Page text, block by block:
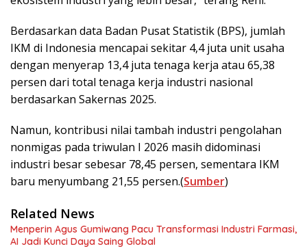
Berdasarkan data Badan Pusat Statistik (BPS), jumlah
IKM di Indonesia mencapai sekitar 4,4 juta unit usaha
dengan menyerap 13,4 juta tenaga kerja atau 65,38
persen dari total tenaga kerja industri nasional
berdasarkan Sakernas 2025.
Namun, kontribusi nilai tambah industri pengolahan
nonmigas pada triwulan I 2026 masih didominasi
industri besar sebesar 78,45 persen, sementara IKM
baru menyumbang 21,55 persen.(Sumber)
Related News
Menperin Agus Gumiwang Pacu Transformasi Industri Farmasi,
AI Jadi Kunci Daya Saing Global